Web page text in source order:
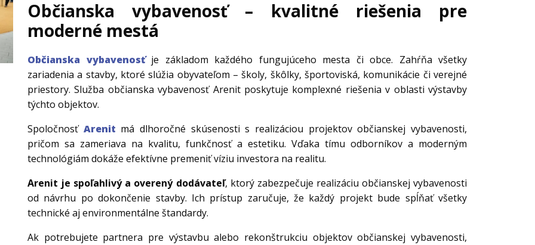
Občianska vybavenosť – kvalitné riešenia pre
moderné mestá
Občianska vybavenosťje základom každého fungujúceho mesta či obce. Zahŕňa všetky
zariadenia a stavby, ktoré slúžia obyvateľom – školy, škôlky, športoviská, komunikácie či verejné
priestory. Služba občianska vybavenosť Arenit poskytuje komplexné riešenia v oblasti výstavby
týchto objektov.
SpoločnosťArenit má dlhoročné skúsenosti s realizáciou projektov občianskej vybavenosti,
pričom sa zameriava na kvalitu, funkčnosť a estetiku. Vďaka tímu odborníkov a moderným
technológiám dokáže efektívne premeniť víziu investora na realitu.
Arenit je spoľahlivý a overený dodávateľ, ktorý zabezpečuje realizáciu občianskej vybavenosti
od návrhu po dokončenie stavby. Ich prístup zaručuje, že každý projekt bude spĺňať všetky
technické aj environmentálne štandardy.
Ak potrebujete partnera pre výstavbu alebo rekonštrukciu objektov občianskej vybavenosti,